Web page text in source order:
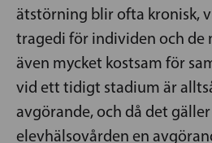
ätstörning blir ofta kronisk,
tragedi för individen och de
även mycket kostsam för
vid ett tidigt stadium är
avgörande, och då det
elevhälsovården en